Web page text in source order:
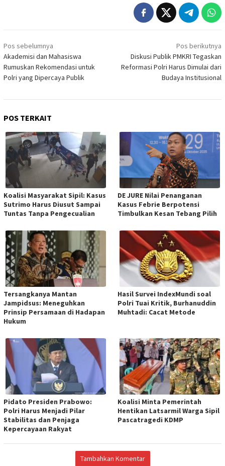
Navigasi
pos
Pos sebelumnya
Akademisi dan Mahasiswa
Rumuskan Rekomendasi untuk
Polri yang Dipercaya Publik
Pos berikutnya
Diskusi Publik PMKRI Tegaskan
Reformasi Polri Harus Dimulai dari
Budaya Institusional
POS TERKAIT
Koalisi Masyarakat Sipil: Kasus
Sutrimo Harus Diusut Sampai
Tuntas Tanpa Pengecualian
DE JURE Nilai Penanganan
Kasus Febrie Berpotensi
Timbulkan Kesan Tebang Pilih
Tersangkanya Mantan
Jampidsus: Meneguhkan
Prinsip Persamaan di Hadapan
Hukum
Hasil Survei IndexMundi soal
Polri Tuai Kritik, Burhanuddin
Muhtadi: Cacat Metode
Pidato Presiden Prabowo:
Polri Harus Menjadi Pilar
Stabilitas dan Penjaga
Kepercayaan Rakyat
Koalisi Minta Pemerintah
Hentikan Latsarmil Warga Sipil
Pascatragedi KDMP
Tambahkan Komentar